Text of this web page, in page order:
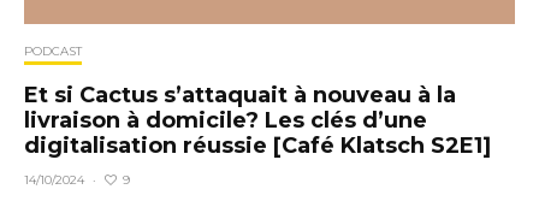
PODCAST
Et si Cactus s’attaquait à nouveau à la
livraison à domicile? Les clés d’une
digitalisation réussie [Café Klatsch S2E1]
14/10/2024 · 9